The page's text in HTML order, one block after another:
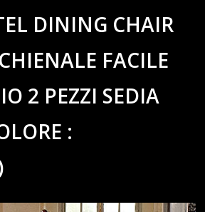
DINING CHAIR
FACILE
2 PEZZI SEDIA
: